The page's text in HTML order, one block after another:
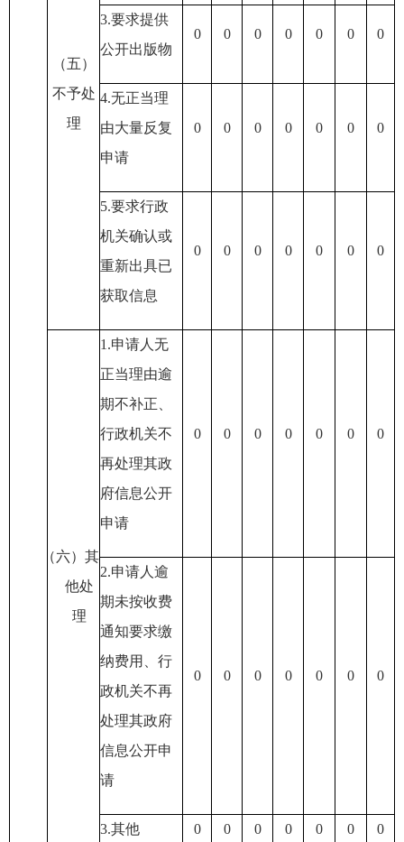
（五）
不予处
理
3.要求提供
公开出版物
0 0 0 0 0 0 0
4.无正当理
由大量反复
申请
0 0 0 0 0 0 0
5.要求行政
机关确认或
重新出具已
获取信息
0 0 0 0 0 0 0
（六）其
他处
理
1.申请人无
正当理由逾
期不补正、
行政机关不
再处理其政
府信息公开
申请
0 0 0 0 0 0 0
2.申请人逾
期未按收费
通知要求缴
纳费用 、行
政机关不再
处理其政府
信息公开申
请
0 0 0 0 0 0 0
3.其他 0 0 0 0 0 0 0